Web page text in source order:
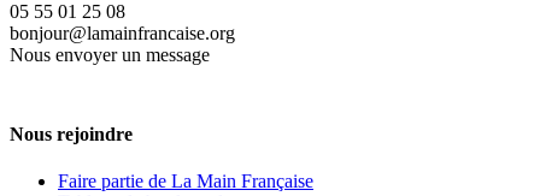
05 55 01 25 08
bonjour@lamainfrancaise.org
Nous envoyer un message
Nous rejoindre
Faire partie de La Main Française